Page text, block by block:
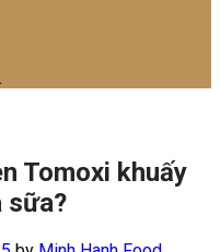
Tomoxi khuấy
sữa?